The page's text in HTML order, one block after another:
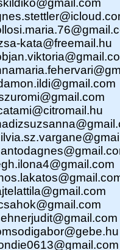
kata@freemail.hu